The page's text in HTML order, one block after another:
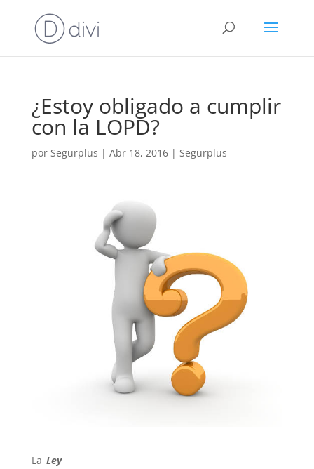
¿Estoy obligado a cumplir
con la LOPD?
por Segurplus | Abr 18, 2016| Segurplus
LaLey